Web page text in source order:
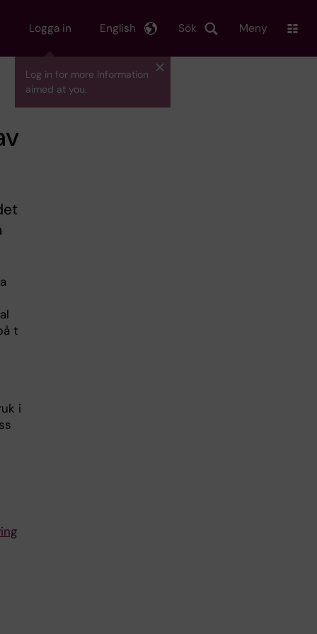
Logga in
Log in for more information
aimed at you.
Sök
English Meny
t
i